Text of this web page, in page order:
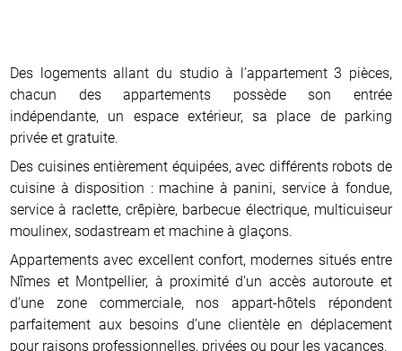
Des logements allant du studio à l’appartement 3 pièces,
chacun des appartements possède son entrée
indépendante, un espace extérieur, sa place de parking
privée et gratuite.
Des cuisines entièrement équipées, avec différents robots de
cuisine à disposition : machine à panini, service à fondue,
service à raclette, crêpière, barbecue électrique, multicuiseur
moulinex, sodastream et machine à glaçons.
Appartements avec excellent confort, modernes situés entre
Nîmes et Montpellier, à proximité d’un accès autoroute et
d’une zone commerciale, nos appart-hôtels répondent
parfaitement aux besoins d’une clientèle en déplacement
pour raisons professionnelles, privées ou pour les vacances.